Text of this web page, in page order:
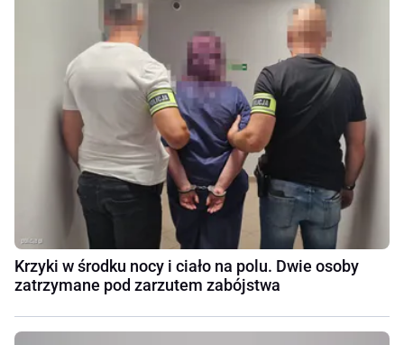
Krzyki w środku nocy i ciało na polu. Dwie osoby
zatrzymane pod zarzutem zabójstwa